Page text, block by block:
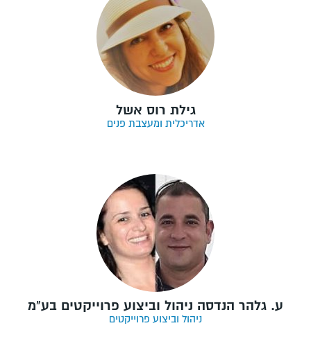
גילת רוס אשל
אדריכלית ומעצבת פנים
ע. גלהר הנדסה ניהול וביצוע פרוייקטים בע"מ
ניהול וביצוע פרוייקטים